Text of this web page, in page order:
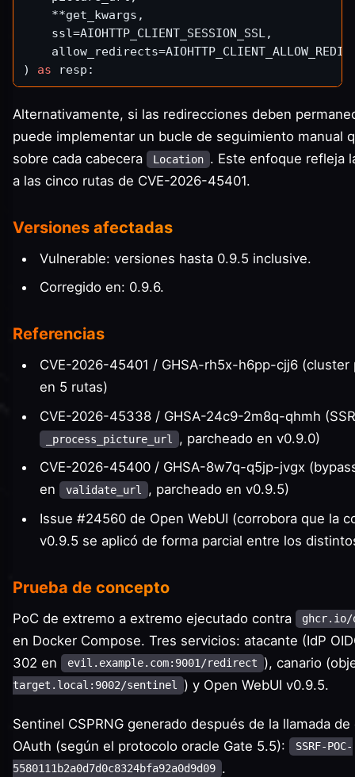
    **get_kwargs,
    ssl=AIOHTTP_CLIENT_SESSION_SSL,
) as
Alternativamente, si las redirecciones deben
puede implementar un bucle de seguimiento manual
sobre cada cabecera
Location . Este enfoque refleja
a las cinco rutas de CVE-2026-45401.
Versiones afectadas
Vulnerable: versiones hasta 0.9.5 inclusive.
Corregido en: 0.9.6.
Referencias
CVE-2026-45401 / GHSA-rh5x-h6pp-cjj6
en 5 rutas)
CVE-2026-45338 / GHSA-24c9-2m8q-qhmh
_process_picture_url
, parcheado en v0.9.0)
CVE-2026-45400 / GHSA-8w7q-q5jp-jvgx
en
validate_url
, parcheado en v0.9.5)
Issue #24560 de Open WebUI (corrobora que la
v0.9.5 se aplicó de forma parcial entre los
Prueba de concepto
PoC de extremo a extremo ejecutado contra ghcr.io/
en Docker Compose. Tres servicios: atacante (IdP
302 en
evil.example.com:9001/redirect ), canario
target.local:9002/sentinel ) y Open WebUI v0.9.5.
Sentinel CSPRNG generado después de la llamada
OAuth (según el protocolo oracle Gate 5.5):
SSRF-POC-
5580111b2a0d7d0c8324bfa92a0d9d09 .